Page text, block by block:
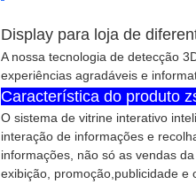
Display para loja de
A nossa tecnologia de detecção
experiências agradáveis e
Característica do produto
O sistema de vitrine interativo
interação de informações e
informações, não só as vendas
exibição, promoção,publicidade e